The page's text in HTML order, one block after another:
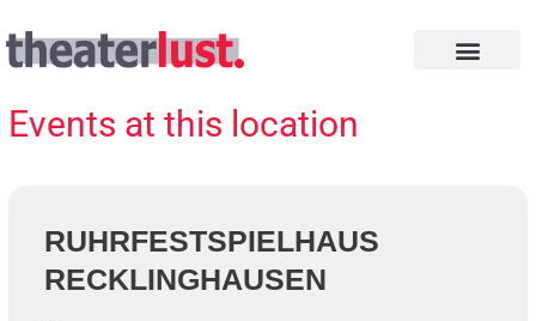
Inhalt
springen
Events at this location
RUHRFESTSPIELHAUS
RECKLINGHAUSEN